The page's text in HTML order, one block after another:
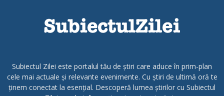
Subiectul Zilei este portalul tău de știri care aduce în prim-plan
cele mai actuale și relevante evenimente. Cu știri de ultimă oră te
ținem conectat la esențial. Descoperă lumea știrilor cu Subiectul